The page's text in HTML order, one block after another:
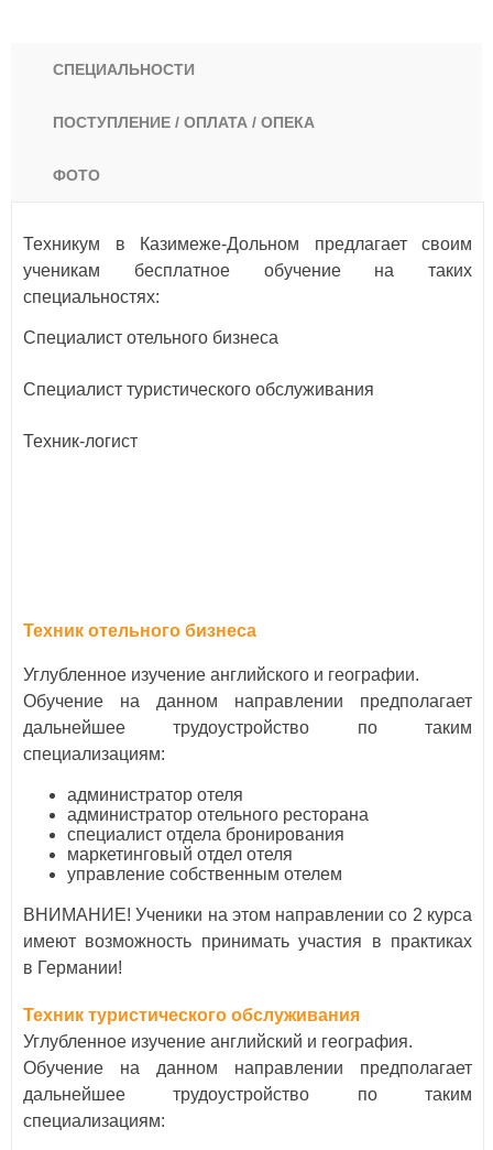
СПЕЦИАЛЬНОСТИ
ПОСТУПЛЕНИЕ / ОПЛАТА / ОПЕКА
ФОТО
Техникум в Казимеже-Дольном предлагает своим
ученикам бесплатное обучение на таких
специальностях:
Специалист отельного бизнеса
Специалист туристического обслуживания
Техник-логист
Техник отельного бизнеса
Углубленное изучение английского и географии.
Обучение на данном направлении предполагает
дальнейшее трудоустройство по таким
специализациям:
администратор отеля
администратор отельного ресторана
специалист отдела бронирования
маркетинговый отдел отеля
управление собственным отелем
​ВНИМАНИЕ! Ученики на этом направлении со 2 курса
имеют возможность принимать участия в практиках
в Германии!
Техник туристического обслуживания
Углубленное изучение английский и география.
Обучение на данном направлении предполагает
дальнейшее трудоустройство по таким
специализациям: